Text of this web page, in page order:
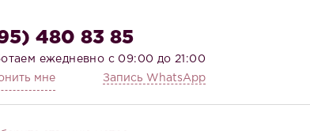
480 83 85
ежедневно с 09:00 до 21:00
мне
Запись WhatsApp